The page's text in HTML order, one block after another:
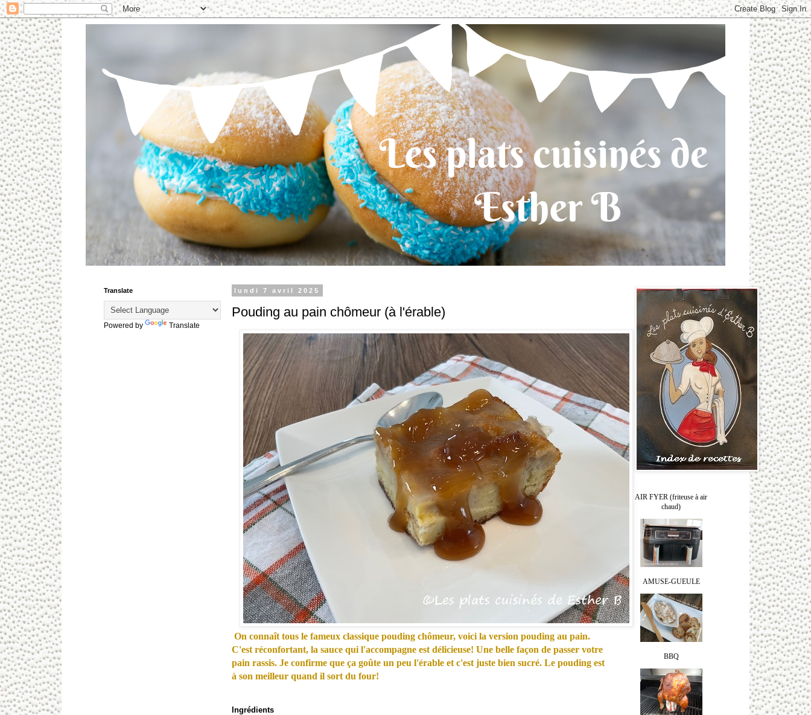
lundi 7 avril 2025
Pouding au pain chômeur (à l'érable)
On connaît tous le fameux classique pouding chômeur, voici la version pouding au pain.
C'est réconfortant, la sauce qui l'accompagne est délicieuse! Une belle façon de passer votre
pain rassis. Je confirme que ça goûte un peu l'érable et c'est juste bien sucré. Le pouding est
à son meilleur quand il sort du four!
Ingrédients
Translate
Powered by Translate
AIR FYER (friteuse à air
chaud)
AMUSE-GUEULE
BBQ